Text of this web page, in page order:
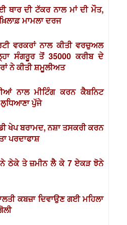
ਥਾਰ ਦੀ ਟੱਕਰ ਨਾਲ ਮਾਂ ਦੀ ਮੌਤ,
ਮਾਮਲਾ ਦਰਜ
ਵਰਕਰਾਂ ਨਾਲ ਕੀਤੀ ਵਰਚੁਅਲ
ਸੰਗਰੂਰ ਤੋਂ 35000 ਕਰੀਬ ਦੇ
ਨੇ ਕੀਤੀ ਸ਼ਮੂਲੀਅਤ
ਨਾਲ ਮੀਟਿੰਗ ਕਰਨ ਕੈਬਨਿਟ
ਪੁੱਜੇ
ਖੇਪ ਬਰਾਮਦ, ਨਸ਼ਾ ਤਸਕਰੀ ਕਰਨ
ਪਰਦਾਫਾਸ਼
ਨੇ ਠੇਕੇ ਤੇ ਜ਼ਮੀਨ ਲੈ ਕੇ 7 ਏਕੜ ਝੋਨੇ
ਕਬਜ਼ਾ ਦਿਵਾਉਣ ਗਈ ਮਹਿਲਾ